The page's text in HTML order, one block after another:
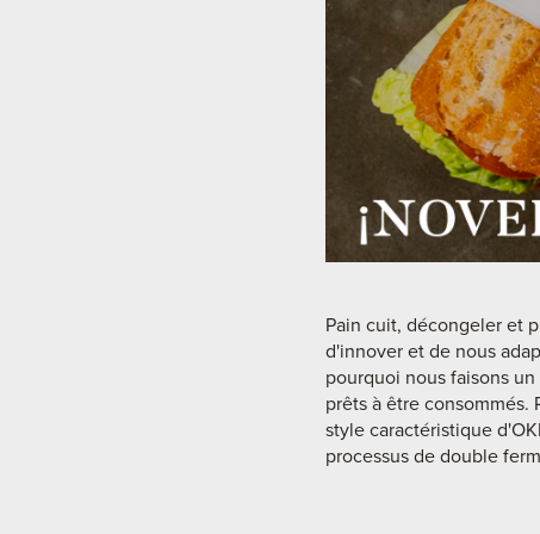
Pain cuit, décongeler et
d'innover et de nous
pourquoi nous faisons
prêts à être
style caractéristique
processus de double